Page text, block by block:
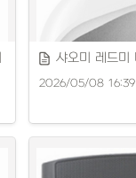
샤오미 레드미
2026/05/08 16:39